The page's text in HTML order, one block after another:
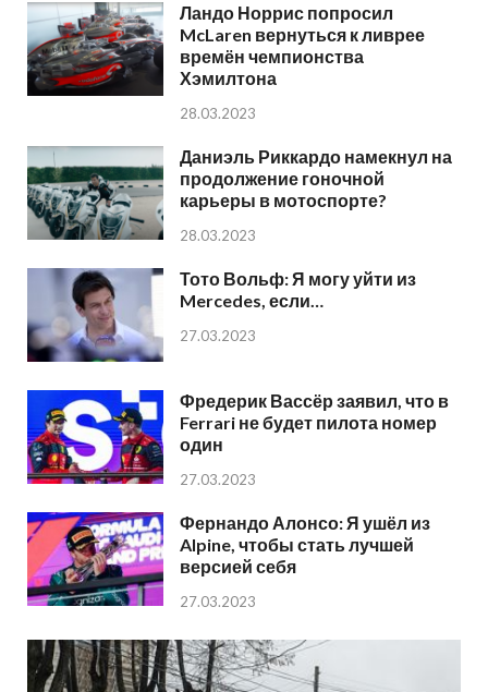
Ландо Норрис попросил
McLaren вернуться к ливрее
времён чемпионства
Хэмилтона
28.03.2023
Даниэль Риккардо намекнул на
продолжение гоночной
карьеры в мотоспорте?
28.03.2023
Тото Вольф: Я могу уйти из
Mercedes, если…
27.03.2023
Фредерик Вассёр заявил, что в
Ferrari не будет пилота номер
один
27.03.2023
Фернандо Алонсо: Я ушёл из
Alpine, чтобы стать лучшей
версией себя
27.03.2023